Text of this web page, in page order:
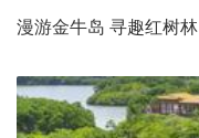
漫游金牛岛 寻趣红树林